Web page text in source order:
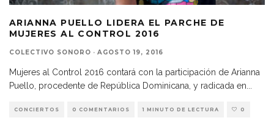
ARIANNA PUELLO LIDERA EL PARCHE DE
MUJERES AL CONTROL 2016
COLECTIVO SONORO · AGOSTO 19, 2016
Mujeres al Control 2016 contará con la participación de Arianna
Puello, procedente de República Dominicana, y radicada en
CONCIERTOS 0 COMENTARIOS 1 MINUTO DE LECTURA 0